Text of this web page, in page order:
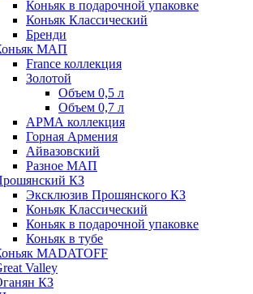
Коньяк в подарочной упаковке
Коньяк Классический
Бренди
МАП
France коллекция
Золотой
Объем 0,5 л
Объем 0,7 л
АРМА коллекция
Горная Армения
Айвазовский
Разное МАП
КЗ
Эксклюзив Прошянского КЗ
Коньяк Классический
Коньяк в подарочной упаковке
Коньяк в тубе
MADATOFF
Valley
КЗ